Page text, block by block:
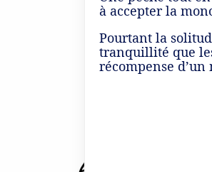
à accepter la
Pourtant la
tranquillité que
récompense